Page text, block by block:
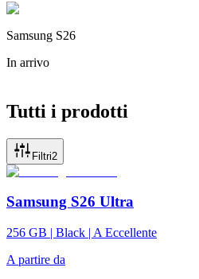
Samsung S26
In arrivo
Tutti i prodotti
Filtri2
Samsung S26 Ultra
256 GB | Black | A Eccellente
A partire da